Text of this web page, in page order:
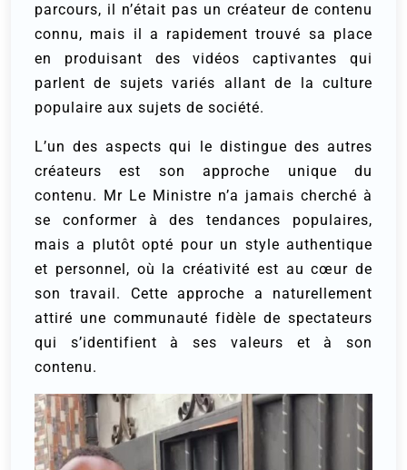
parcours, il n’était pas un créateur de contenu
connu, mais il a rapidement trouvé sa place
en produisant des vidéos captivantes qui
parlent de sujets variés allant de la culture
populaire aux sujets de société.
L’un des aspects qui le distingue des autres
créateurs est son approche unique du
contenu. Mr Le Ministre n’a jamais cherché à
se conformer à des tendances populaires,
mais a plutôt opté pour un style authentique
et personnel, où la créativité est au cœur de
son travail. Cette approche a naturellement
attiré une communauté fidèle de spectateurs
qui s’identifient à ses valeurs et à son
contenu.